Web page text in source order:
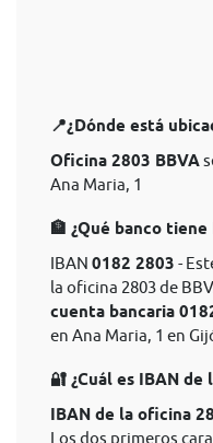
📍¿Dónde está
Oficina 2803 BBVA
Ana Maria, 1
🏦 ¿Qué banco tiene
IBAN 0182 2803 -
la oficina 2803 de
cuenta bancaria
en Ana Maria, 1 en
🔐 ¿Cuál es IBAN de
IBAN de la oficina
Los dos primeros